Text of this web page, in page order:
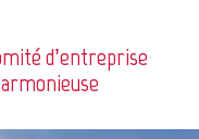
d’entreprise